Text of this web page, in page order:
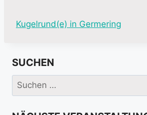
M
e
i
n
Kugelrund(e) in Germering
SUCHEN
Suchen
nach: